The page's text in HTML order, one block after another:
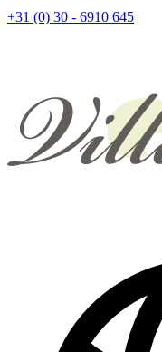
+31 (0) 30 - 6910 645